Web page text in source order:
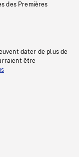
des Premières
dater de plus de
être